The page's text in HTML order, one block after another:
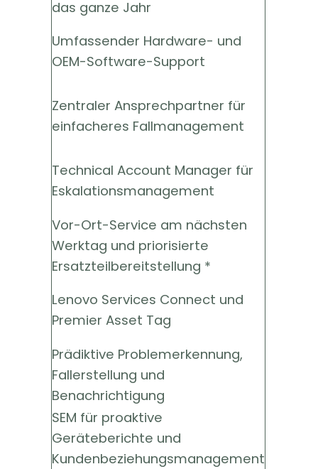
das ganze Jahr
Umfassender Hardware- und
OEM-Software-Support
Zentraler Ansprechpartner für
einfacheres Fallmanagement
Technical Account Manager für
Eskalationsmanagement
Vor-Ort-Service am nächsten
Werktag und priorisierte
Ersatzteilbereitstellung *
Lenovo Services Connect und
Premier Asset Tag
Prädiktive Problemerkennung,
Fallerstellung und
Benachrichtigung
SEM für proaktive
Geräteberichte und
Kundenbeziehungsmanagement